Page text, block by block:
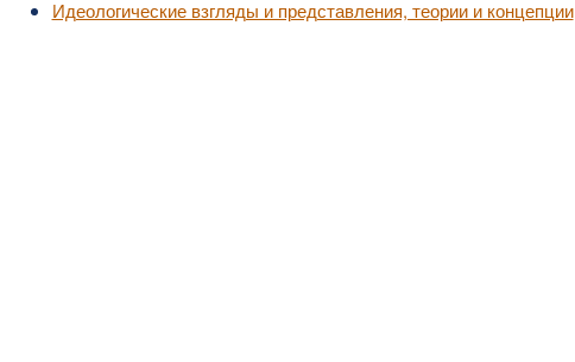
Идеологические взгляды и представления, теории и концепции